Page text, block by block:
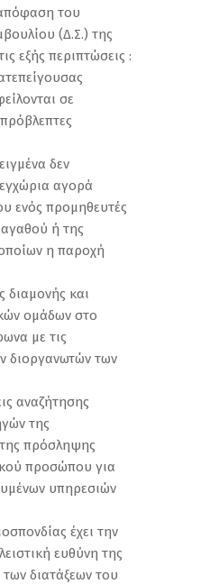
του
(Δ.Σ.) της
εξής περιπτώσεις :
σε
δεν
αγορά
ενός προμηθευτές
ή της
η παροχή
διαμονής και
ομάδων στο
με τις
διοργανωτών των
αναζήτησης
της
πρόσληψης
προσώπου για
υπηρεσιών
έχει την
ευθύνη της
διατάξεων του